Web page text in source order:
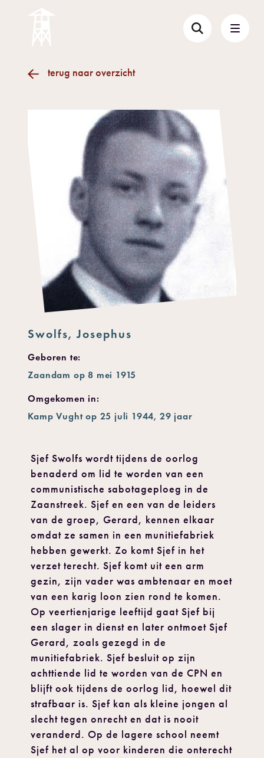
terug naar overzicht
Swolfs, Josephus
Geboren te:
Zaandam op 8 mei 1915
Omgekomen in:
Kamp Vught op 25 juli 1944, 29 jaar
Sjef Swolfs wordt tijdens de oorlog
benaderd om lid te worden van een
communistische sabotageploeg in de
Zaanstreek. Sjef en een van de leiders
van de groep, Gerard, kennen elkaar
omdat ze samen in een munitiefabriek
hebben gewerkt. Zo komt Sjef in het
verzet terecht. Sjef komt uit een arm
gezin, zijn vader was ambtenaar en moet
van een karig loon zien rond te komen.
Op veertienjarige leeftijd gaat Sjef bij
een slager in dienst en later ontmoet Sjef
Gerard, zoals gezegd in de
munitiefabriek. Sjef besluit op zijn
achttiende lid te worden van de CPN en
blijft ook tijdens de oorlog lid, hoewel dit
strafbaar is. Sjef kan als kleine jongen al
slecht tegen onrecht en dat is nooit
veranderd. Op de lagere school neemt
Sjef het al op voor kinderen die onterecht